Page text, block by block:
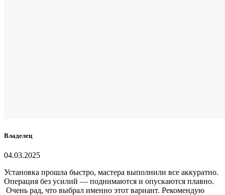
Владелец
04.03.2025
Установка прошла быстро, мастера выполнили все аккуратно.
Операция без усилий — поднимаются и опускаются плавно.
Очень рад, что выбрал именно этот вариант. Рекомендую